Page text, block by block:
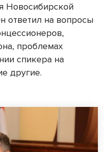
Новосибирской
ответил на вопросы
проблемах
спикера на
другие.